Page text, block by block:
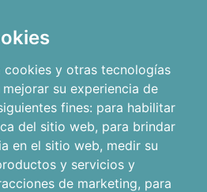
y otras tecnologías
su experiencia de
fines: para habilitar
del sitio web, para brindar
en el sitio web, medir su
y servicios y
de marketing, para